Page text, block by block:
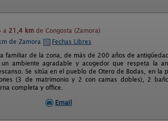
a 21,4 km de Congosta (Zamora)
de Zamora
Fechas Libres
familiar de la zona, de más de 200 años de
ambiente agradable y acogedor que respeta la
Se sitúa en el pueblo de Otero de Bodas, en la
(3 de matrimonio y 2 con camas dobles), 2
completa y office.
Email